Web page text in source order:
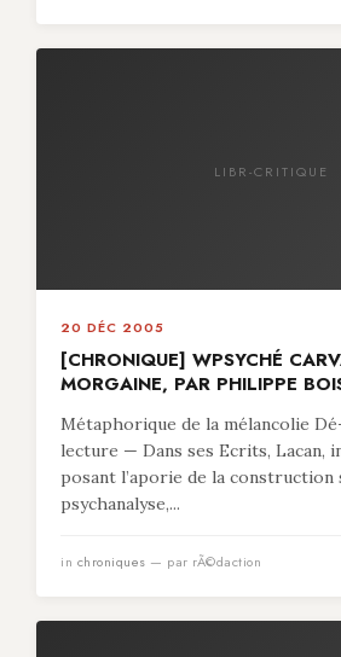
LIBR-CRITIQUE
20 DÉC 2005
[CHRONIQUE] WPSYCHÉ
MORGAINE, PAR PHILIPPE
Métaphorique de la mélancolie
lecture — Dans ses Ecrits, Lacan,
posant l’aporie de la construction
psychanalyse,...
in chroniques — par rÃ©daction